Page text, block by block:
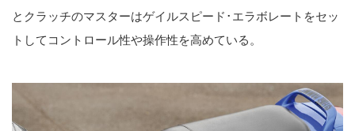
とクラッチのマスターはゲイルスピード･エラボレートをセッ
トしてコントロール性や操作性を高めている。